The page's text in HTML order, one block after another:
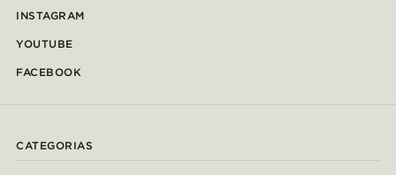
INSTAGRAM
YOUTUBE
FACEBOOK
CATEGORIAS